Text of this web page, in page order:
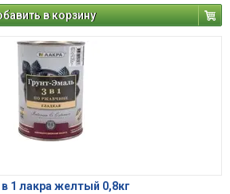
в корзину
1 лакра желтый 0,8кг